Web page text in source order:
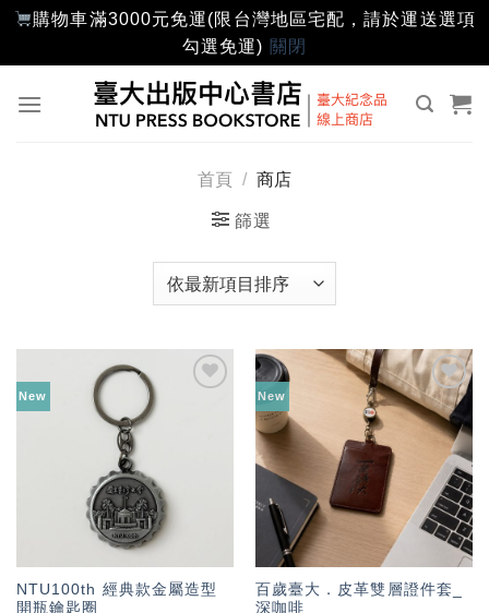
購物車滿3000元免運(限台灣地區宅配，請於運送選項
勾選免運) 關閉
首頁 / 商店
篩選
New
NTU100th 經典款金屬造型
開瓶鑰匙圈
New
加入
「願
望輕
單」
百歲臺大．皮革雙層證件套_
深咖啡